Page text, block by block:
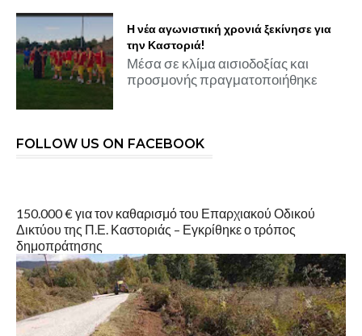
Η νέα αγωνιστική χρονιά ξεκίνησε για
την Καστοριά!
Μέσα σε κλίμα αισιοδοξίας και
προσμονής πραγματοποιήθηκε
FOLLOW US ON FACEBOOK
150.000 € για τον καθαρισμό του Επαρχιακού Οδικού
Δικτύου της Π.Ε. Καστοριάς – Εγκρίθηκε ο τρόπος
δημοπράτησης